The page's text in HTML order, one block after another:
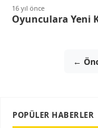
16 yıl önce
Oyunculara Yeni
←
POPÜLER HABERLER